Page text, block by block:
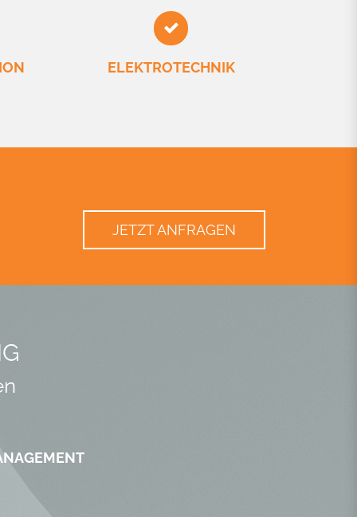
ELEKTRO­TECHNIK
JETZT ANFRAGEN